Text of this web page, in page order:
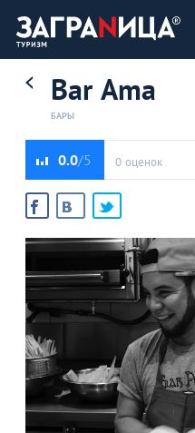
Bar Ama
БАРЫ
0.0 0 оценок